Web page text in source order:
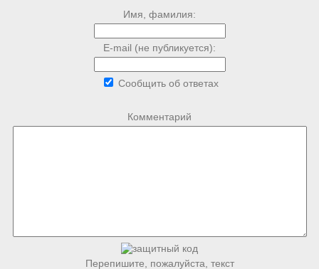
Имя, фамилия:
E-mail (не публикуется):
Сообщить об ответах
Комментарий
Перепишите, пожалуйста, текст